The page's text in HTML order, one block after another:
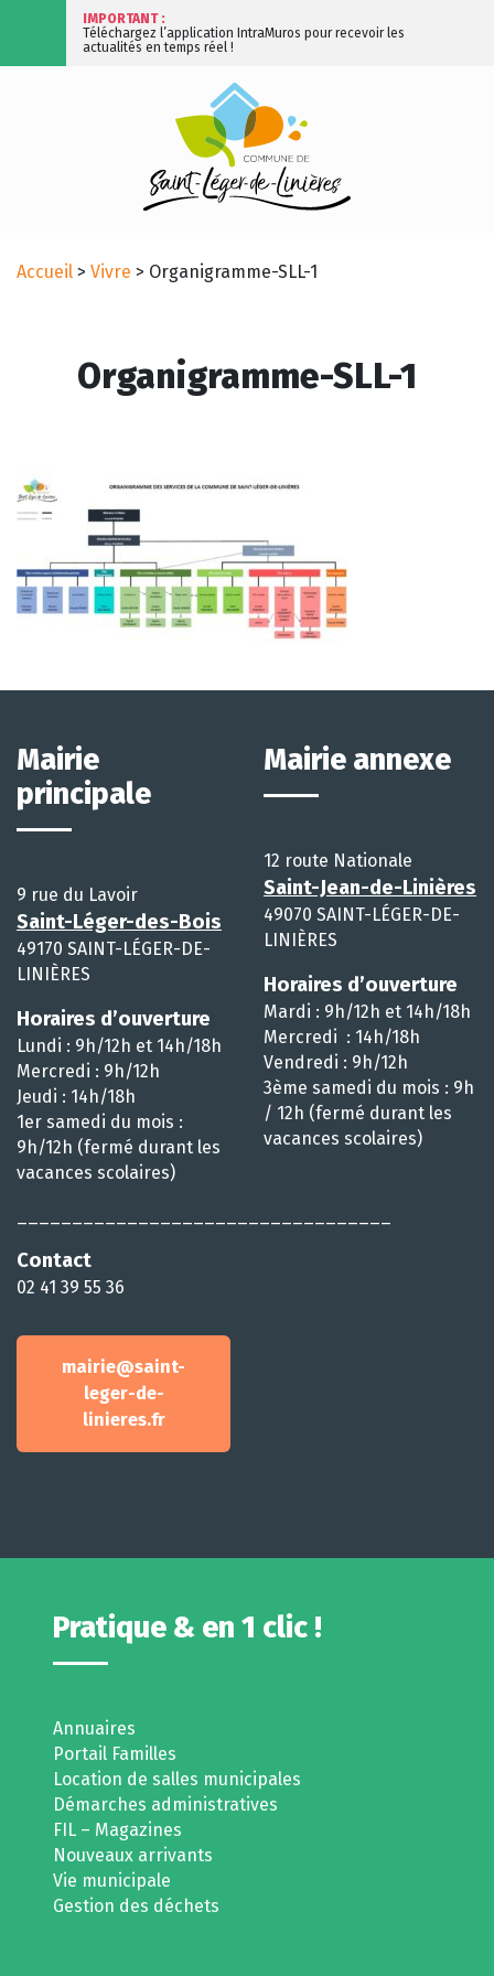
IMPORTANT :
Téléchargez l’application IntraMuros pour recevoir les
actualités en temps réel !
Accueil > Vivre > Organigramme-SLL-1
Organigramme-SLL-1
Mairie
principale
9 rue du Lavoir
Saint-Léger-des-Bois
49170 SAINT-LÉGER-DE-
LINIÈRES
Horaires d’ouverture
Lundi : 9h/12h et 14h/18h
Mercredi : 9h/12h
Jeudi : 14h/18h
1er samedi du mois :
9h/12h (fermé durant les
vacances scolaires)
Contact
02 41 39 55 36
mairie@saint-
leger-de-
linieres.fr
Mairie annexe
12 route Nationale
Saint-Jean-de-Linières
49070 SAINT-LÉGER-DE-
LINIÈRES
Horaires d’ouverture
Mardi : 9h/12h et 14h/18h
Mercredi : 14h/18h
Vendredi : 9h/12h
3ème samedi du mois : 9h
/ 12h (fermé durant les
vacances scolaires)
Pratique & en 1 clic !
Annuaires
Portail Familles
Location de salles municipales
Démarches administratives
FIL – Magazines
Nouveaux arrivants
Vie municipale
Gestion des déchets